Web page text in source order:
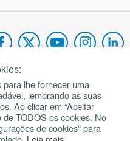
II
para lhe fornecer uma
lembrando as suas
Ao clicar em “Aceitar
de TODOS os cookies. No
de cookies" para